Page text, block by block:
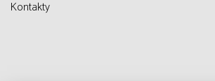
Kontakty